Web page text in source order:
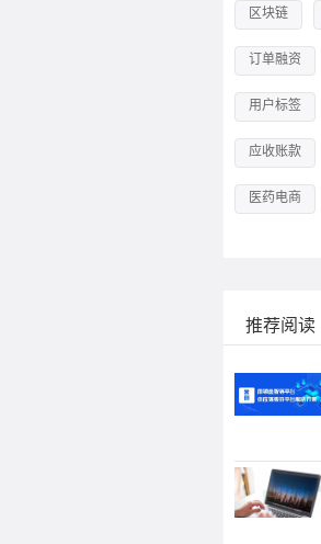
区块链
订单融资
用户标签
应收账款
医药电商
推荐阅读